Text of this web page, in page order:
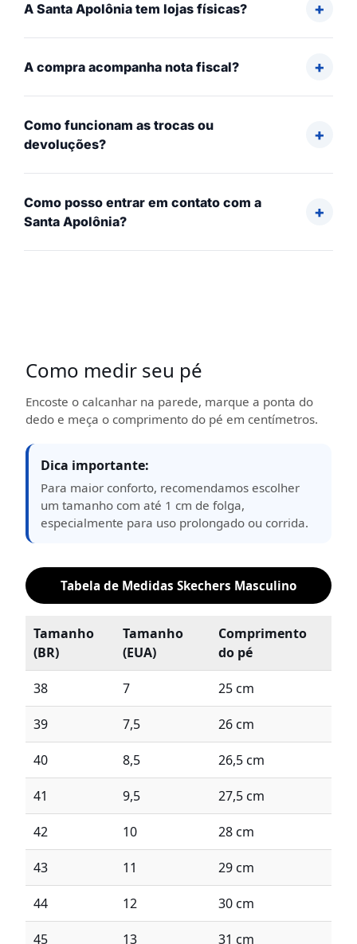
A Santa Apolônia tem lojas físicas?
A compra acompanha nota fiscal?
Como funcionam as trocas ou
devoluções?
Como posso entrar em contato com a
Santa Apolônia?
Como medir seu pé
Encoste o calcanhar na parede, marque a ponta do
dedo e meça o comprimento do pé em centímetros.
Dica importante:
Para maior conforto, recomendamos escolher
um tamanho com até 1 cm de folga,
especialmente para uso prolongado ou corrida.
Tabela de Medidas Skechers Masculino
Tamanho
(BR)
Tamanho
(EUA)
Comprimento
do pé
38 7 25 cm
39 7,5 26 cm
40 8,5 26,5 cm
41 9,5 27,5 cm
42 10 28 cm
43 11 29 cm
44 12 30 cm
45 13 31 cm